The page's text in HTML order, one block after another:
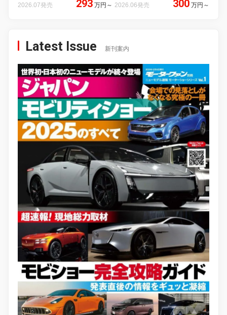
2026.07発売 293 万円 ～ 2026.06発売 300 万円 ～
Latest Issue 新刊案内